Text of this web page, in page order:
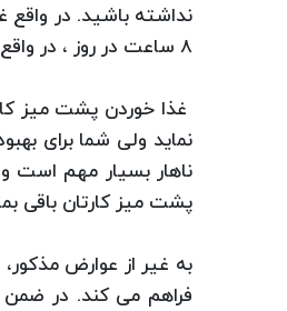
نداشته باشید. در
8 ساعت در روز ، در واقع برای 9 ساعت در روز این کار را می کنید.
غذا خوردن پشت میز
نماید ولی شما برای
ناهار بسیار مهم است
پشت میز کارتان باقی
به غیر از عوارض
فراهم می کند. در ضمن